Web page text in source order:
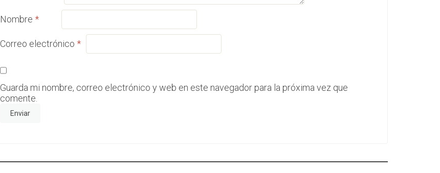
Nombre*
Correo electrónico*
Guarda mi nombre, correo electrónico y web en este navegador para la próxima vez que
comente.